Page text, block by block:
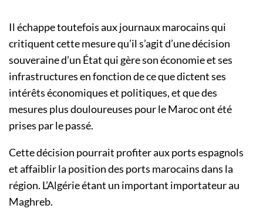
Il échappe toutefois aux journaux marocains qui
critiquent cette mesure qu’il s’agit d’une décision
souveraine d’un État qui gère son économie et ses
infrastructures en fonction de ce que dictent ses
intérêts économiques et politiques, et que des
mesures plus douloureuses pour le Maroc ont été
prises par le passé.
Cette décision pourrait profiter aux ports espagnols
et affaiblir la position des ports marocains dans la
région. L’Algérie étant un important importateur au
Maghreb.